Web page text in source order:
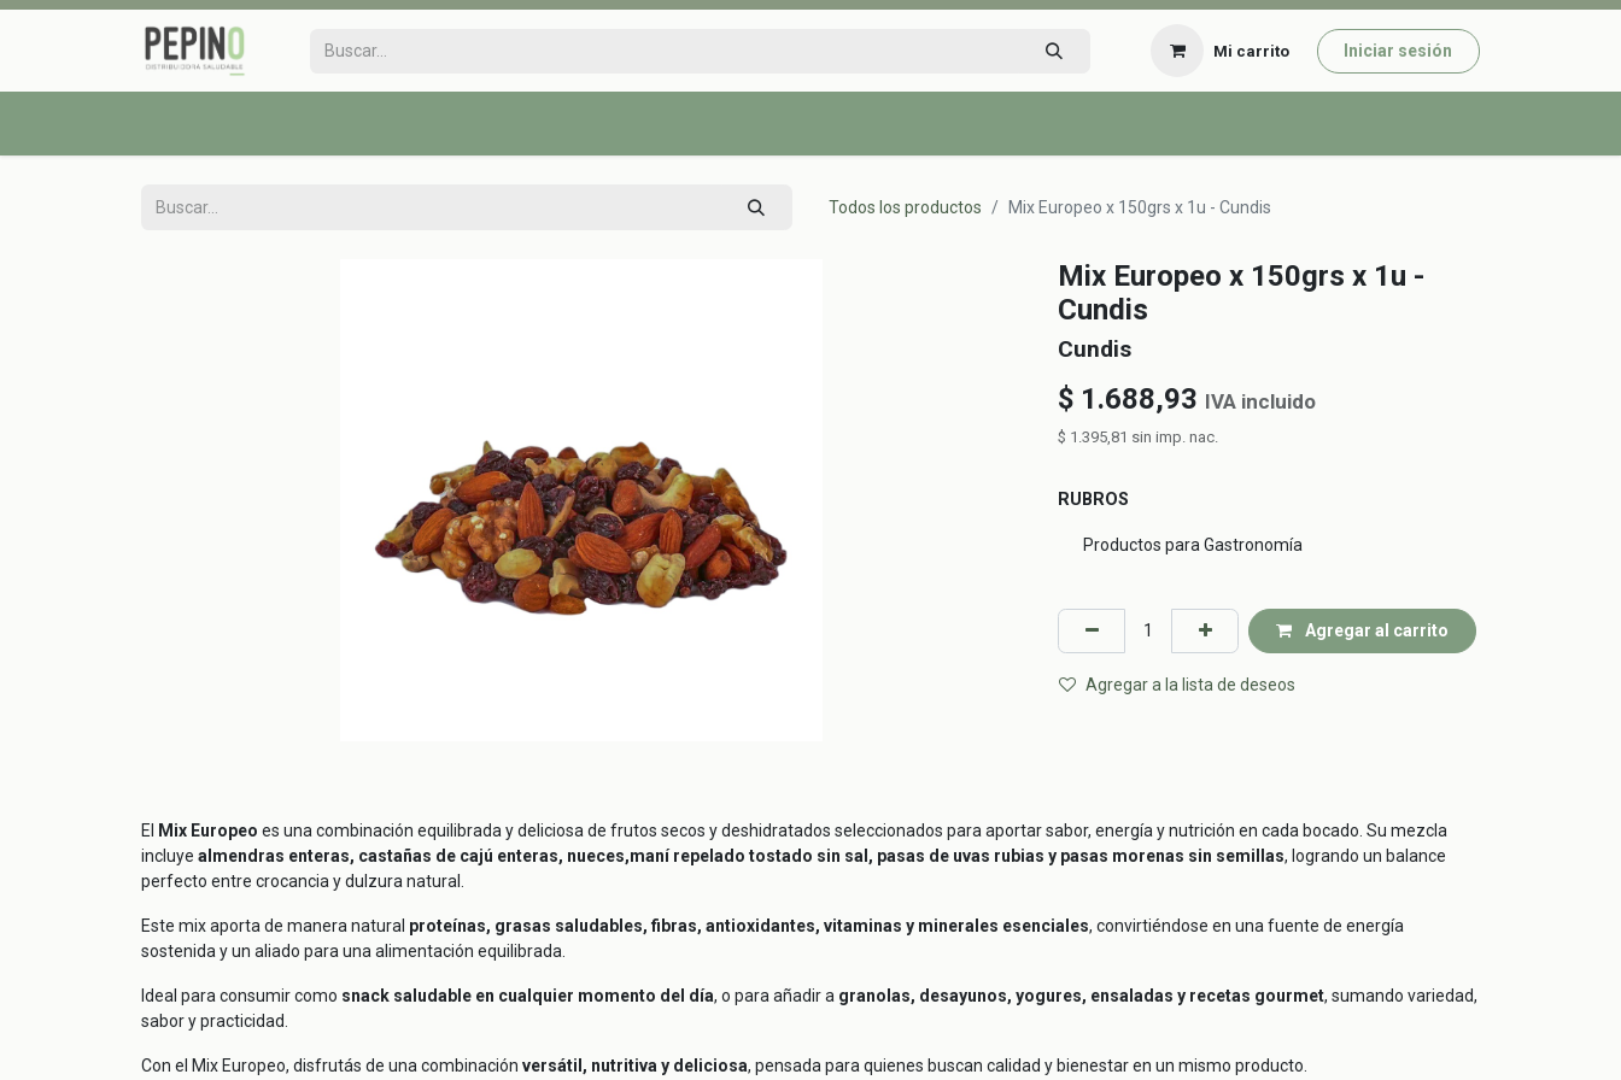
Mi carrito Iniciar sesión
Todos los productos Mix Europeo x 150grs x 1u - Cundis
Mix Europeo x 150grs x 1u -
Cundis
Cundis
$ 1.688,93 IVA incluido
$ 1.395,81 sin imp. nac.
RUBROS
Productos para Gastronomía
Agregar al carrito
Agregar a la lista de deseos
El Mix Europeo es una combinación equilibrada y deliciosa de frutos secos y deshidratados seleccionados para aportar sabor, energía y nutrición en cada bocado. Su mezcla
incluye almendras enteras, castañas de cajú enteras, nueces,maní repelado tostado sin sal, pasas de uvas rubias y pasas morenas sin semillas, logrando un balance
perfecto entre crocancia y dulzura natural.
Este mix aporta de manera natural proteínas, grasas saludables, fibras, antioxidantes, vitaminas y minerales esenciales, convirtiéndose en una fuente de energía
sostenida y un aliado para una alimentación equilibrada.
Ideal para consumir como snack saludable en cualquier momento del día, o para añadir a granolas, desayunos, yogures, ensaladas y recetas gourmet, sumando variedad,
sabor y practicidad.
Con el Mix Europeo, disfrutás de una combinación versátil, nutritiva y deliciosa, pensada para quienes buscan calidad y bienestar en un mismo producto.